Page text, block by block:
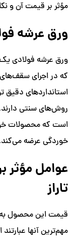
مؤثر بر قیمت آن و
ورق عرشه
ورق عرشه فولادی یک
که در اجرای سقف‌های
استانداردهای دقیق
روش‌های سنتی دارند.
است که محصولات
خوردگی عرضه
عوامل مؤثر
تاراز
قیمت این محصول به
مهم‌ترین آنها عبارتند